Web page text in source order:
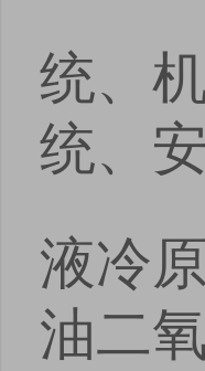
统、
统、
液冷
油二